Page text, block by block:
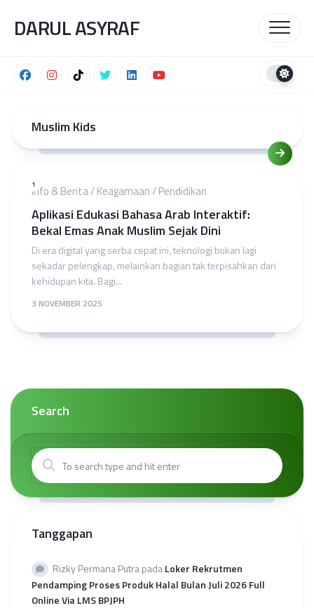
content
DARUL ASYRAF
Muslim Kids
1Info & Berita/Keagamaan/Pendidikan
Aplikasi Edukasi Bahasa Arab Interaktif:
Bekal Emas Anak Muslim Sejak Dini
Di era digital yang serba cepat ini, teknologi bukan lagi
sekadar pelengkap, melainkan bagian tak terpisahkan dari
kehidupan kita. Bagi...
3 NOVEMBER 2025
Search
Tanggapan
Rizky Permana PutrapadaLoker Rekrutmen
Pendamping Proses Produk Halal Bulan Juli 2026 Full
Online Via LMS BPJPH